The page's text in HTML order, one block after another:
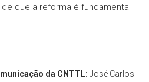
que a reforma é fundamental
da CNTTL: José Carlos